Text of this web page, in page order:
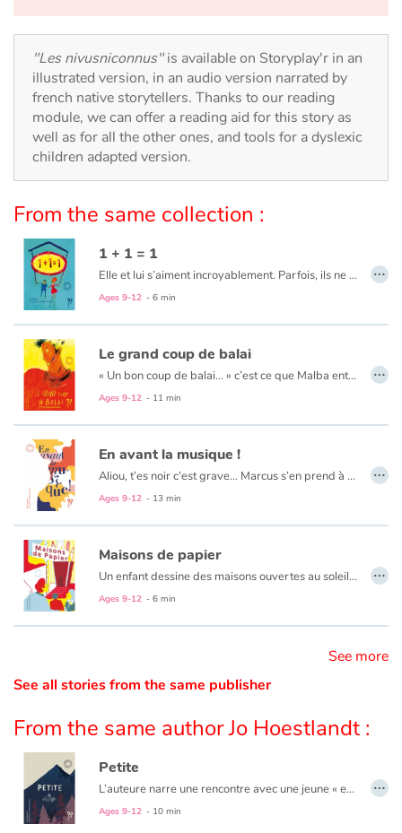
Arts, space, activities
Documentaries
With the family
Daily life and hobbies
At school
Festivals and events
Love and friendship
Social issues
Emotions and feelings
Formats and illustrations
Catalogue anglais
Contraste +
Help
Family
Schools
Libraries
Videos & Tutorials
"Les nivusniconnus"is available on Storyplay'r in an
illustrated version, in an audio version narrated by
french native storytellers. Thanks to our reading
module, we can offer a reading aid for this story as
well as for all the other ones, and tools for a dyslexic
children adapted version.
From the same collection :
1 + 1 = 1
Elle et lui s’aiment incroyablement. Parfois, ils ne se comprennent pas. Et pourtant…
Ages 9-12 - 6 min
…
Le grand coup de balai
« Un bon coup de balai... » c’est ce que Malba entendait de la part des passants qui passaient devant lui d’un air méprisant. Jusqu’à ce qu’il tombe sur un vrai balai qui allait l’aider à tracer son chemin...
Ages 9-12 - 11 min
…
En avant la musique !
Aliou, t’es noir c’est grave… Marcus s’en prend à Aliou mais à l’école de la République, chaque élève a droit à la Liberté, l’Egalité et la Fraternité. Facile à dire mais à l’école il y a Marcus et sa bande...
Ages 9-12 - 13 min
…
Maisons de papier
Un enfant dessine des maisons ouvertes au soleil, à tous vents et à tous gens mais la gomme fait son œuvre… et le lecteur bascule dans la réalité du quotidien
Ages 9-12 - 6 min
…
See more
See all stories from the same publisher
From the same author Jo Hoestlandt :
Petite
L’auteure narre une rencontre avec une jeune « enfant du voyage » lors d’une séance découverte dans une classe.
Ages 9-12 - 10 min
…